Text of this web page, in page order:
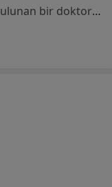
Bu kurumda online uygunluğu bulunan bir doktor veya uzman bulunamadı